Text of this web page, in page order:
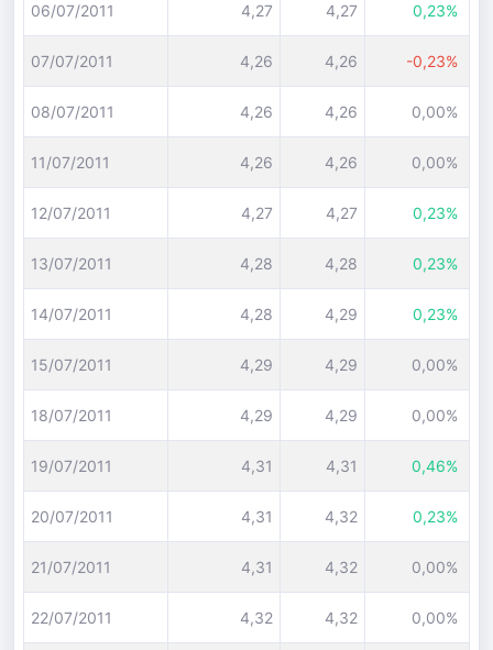
06/07/2011 4,27 4,27 0,23%
07/07/2011 4,26 4,26 -0,23%
08/07/2011 4,26 4,26 0,00%
11/07/2011 4,26 4,26 0,00%
12/07/2011 4,27 4,27 0,23%
13/07/2011 4,28 4,28 0,23%
14/07/2011 4,28 4,29 0,23%
15/07/2011 4,29 4,29 0,00%
18/07/2011 4,29 4,29 0,00%
19/07/2011 4,31 4,31 0,46%
20/07/2011 4,31 4,32 0,23%
21/07/2011 4,31 4,32 0,00%
22/07/2011 4,32 4,32 0,00%